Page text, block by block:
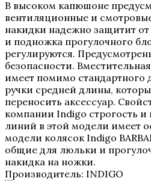
В высоком капюшоне
вентиляционные и
накидки надежно защитит
и подножка прогулочного
регулируются.
безопасности.
имеет помимо
ручки средней длины,
переносить аксессуар.
компании Indigo строгость и
линий в этой модели имеет
модели колясок Indigo
общие для люльки и
накидка на ножки.
Производитель: INDIGO